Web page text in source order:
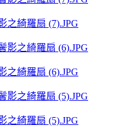
之綺羅扇 (7).JPG
之綺羅扇 (6).JPG
之綺羅扇 (5).JPG